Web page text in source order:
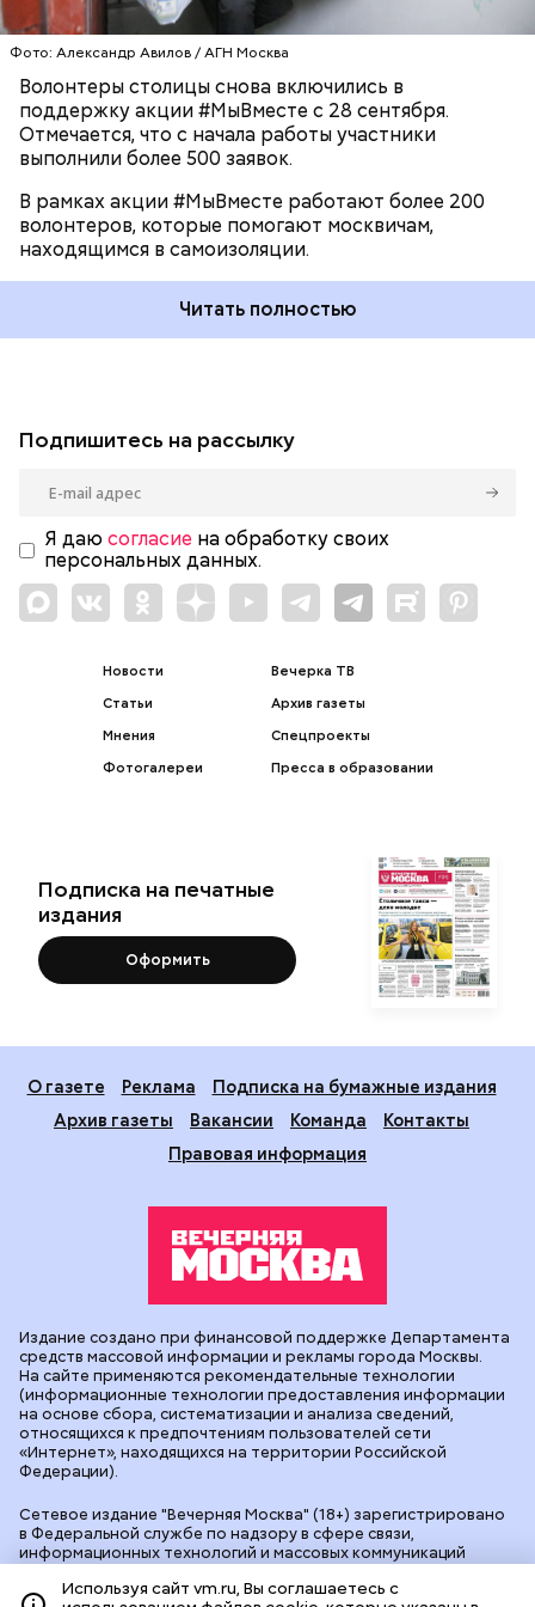
Фото: Александр Авилов / АГН Москва
Волонтеры столицы снова включились в
поддержку акции #МыВместе с 28 сентября.
Отмечается, что с начала работы участники
выполнили более 500 заявок.
В рамках акции #МыВместе работают более 200
волонтеров, которые помогают москвичам,
находящимся в самоизоляции.
Фото: mos.ru / Официальный сайт мэра Москвы
Читать полностью
Подпишитесь на рассылку
Я даю согласие на обработку своих
персональных данных.
Новости
Статьи
Мнения
Фотогалереи
Вечерка ТВ
Архив газеты
Спецпроекты
Пресса в образовании
Подписка на печатные
издания
Оформить
О газете Реклама
Подписка на бумажные издания
Архив газеты
Вакансии Команда
Контакты
Правовая информация
Сетевое издание "Вечерняя Москва" (18+) зарегистрировано
в Федеральной службе по надзору в сфере связи,
информационных технологий и массовых коммуникаций
90524 от 09.12.2025. Учредитель: АО "Редакция газеты
Издание создано при финансовой поддержке Департамента
средств массовой информации и рекламы города Москвы.
На сайте применяются рекомендательные технологии
(информационные технологии предоставления информации
на основе сбора, систематизации и анализа сведений,
относящихся к предпочтениям пользователей сети
«Интернет», находящихся на территории Российской
Федерации).
Используя сайт vm.ru, Вы соглашаетесь с